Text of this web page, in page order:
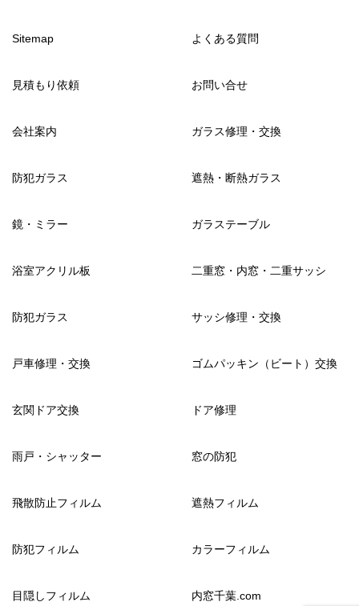
Sitemap よくある質問
見積もり依頼 お問い合せ
会社案内 ガラス修理・交換
防犯ガラス 遮熱・断熱ガラス
鏡・ミラー ガラステーブル
浴室アクリル板 二重窓・内窓・二重サッシ
防犯ガラス サッシ修理・交換
戸車修理・交換 ゴムパッキン（ビート）交換
玄関ドア交換 ドア修理
雨戸・シャッター 窓の防犯
飛散防止フィルム 遮熱フィルム
防犯フィルム カラーフィルム
目隠しフィルム 内窓千葉.com